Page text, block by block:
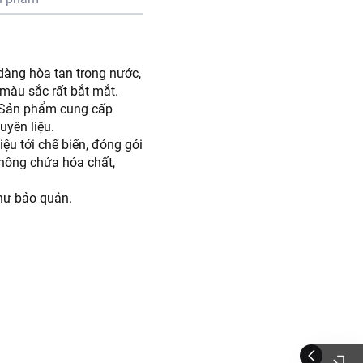
hòa tan trong nước,
sắc rất bắt mắt.
phẩm cung cấp
liệu.
tới chế biến, đóng gói
chứa hóa chất,
bảo quản.
trên lửa nhỏ cho đến